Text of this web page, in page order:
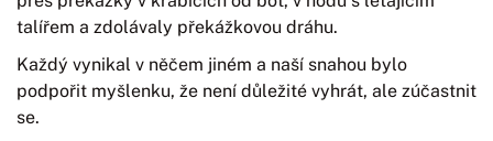
talířem a zdolávaly překážkovou dráhu.
Každý vynikal v něčem jiném a naší snahou bylo
podpořit myšlenku, že není důležité vyhrát, ale zúčastnit
se.